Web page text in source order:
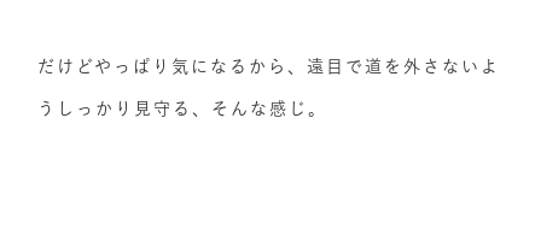
だけどやっぱり気になるから、遠目で道を外さないよ
うしっかり見守る、そんな感じ。